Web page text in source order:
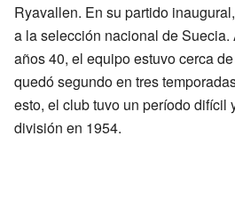
Ryavallen. En su partido
a la selección nacional de
años 40, el equipo estuvo cerca
quedó segundo en tres
esto, el club tuvo un período difícil
división en 1954.